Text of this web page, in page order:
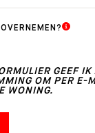
GEEF
OM PER E-
WONING.